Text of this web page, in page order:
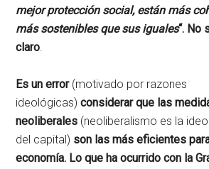
mejor protección social, están más
más sostenibles que sus iguales“. No
claro.
Es un error(motivado por razones
ideológicas)considerar que las
neoliberales (neoliberalismo es la
del capital) son las más eficientes
economía. Lo que ha ocurrido con la